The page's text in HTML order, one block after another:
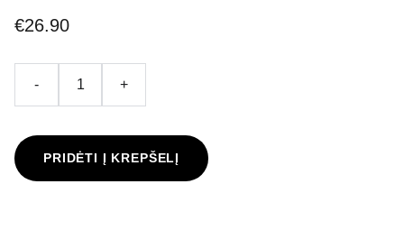
€26.90
- +
PRIDĖTI Į KREPŠELĮ